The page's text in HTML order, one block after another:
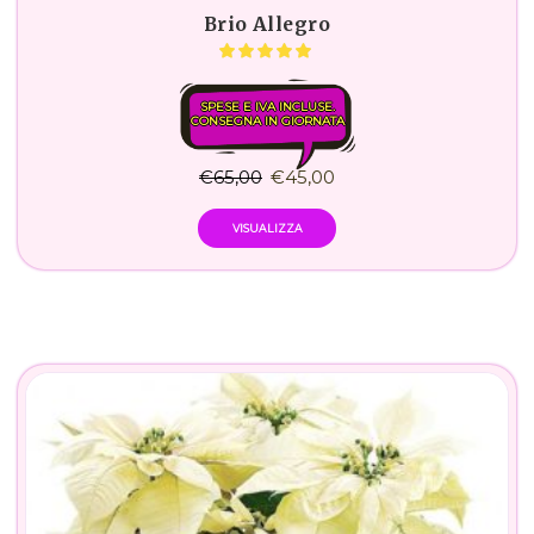
Brio Allegro
SPESE E IVA INCLUSE.
CONSEGNA IN GIORNATA
€65,00 €45,00
VISUALIZZA